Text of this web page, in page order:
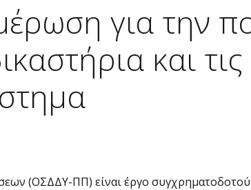
για την
και
(ΟΣΔΔΥ-ΠΠ) είναι έργο